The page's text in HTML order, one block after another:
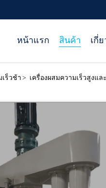
หน้าแรก สินค้า เกี่
เร็วช้า> เครื่องผสมความเร็วสูงแ